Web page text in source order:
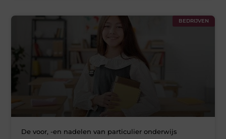
BEDRIJVEN
De voor, -en nadelen van particulier onderwijs